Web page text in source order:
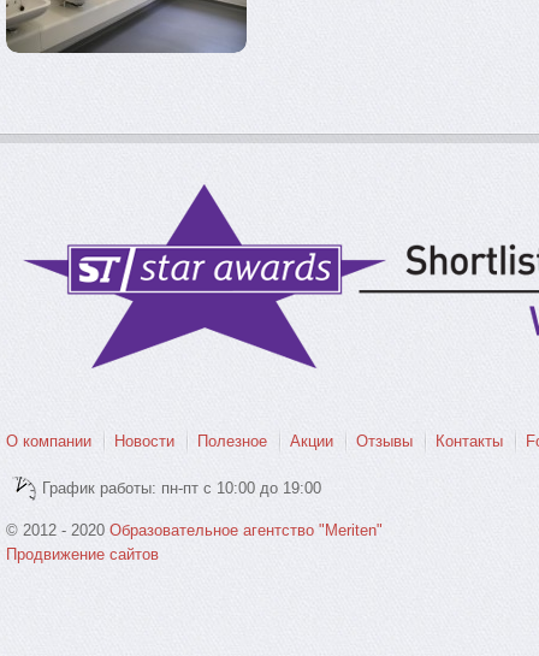
О компании Новости Полезное Акции Отзывы Контакты
График работы: пн-пт с 10:00 до 19:00
© 2012 - 2020 Образовательное агентство "Meriten"
Продвижение сайтов